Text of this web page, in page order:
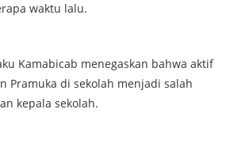
waktu lalu.
Kamabicab menegaskan bahwa aktif
Pramuka di sekolah menjadi salah
kepala sekolah.